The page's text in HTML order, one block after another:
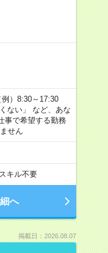
）8:30～17:30
い」 など、あな
事で希望する勤務
せん
キル不要
へ
掲載日：2026.08.07